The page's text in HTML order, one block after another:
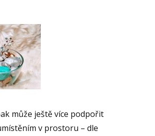
může ještě více podpořit
v prostoru – dle